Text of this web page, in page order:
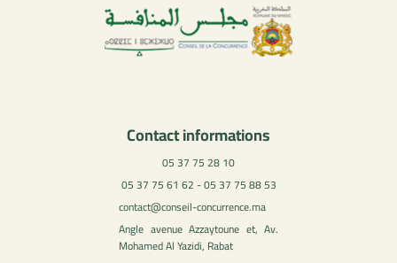
Contact informations
05 37 75 28 10
05 37 75 61 62 - 05 37 75 88 53
contact@conseil-concurrence.ma
Angle avenue Azzaytoune et, Av.
Mohamed Al Yazidi, Rabat